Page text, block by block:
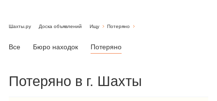
Объявления
Шахты.ру Доска объявлений Ищу Потеряно
Все Бюро находок Потеряно
Потеряно в г. Шахты